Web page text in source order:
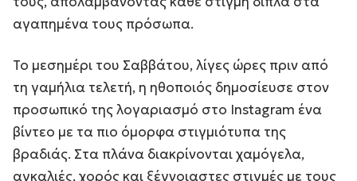
αγαπημένα τους πρόσωπα.
Το μεσημέρι του Σαββάτου, λίγες ώρες πριν από
τη γαμήλια τελετή, η ηθοποιός δημοσίευσε στον
προσωπικό της λογαριασμό στο Instagram ένα
βίντεο με τα πιο όμορφα στιγμιότυπα της
βραδιάς. Στα πλάνα διακρίνονται χαμόγελα,
αγκαλιές, χορός και ξέγνοιαστες στιγμές με τους